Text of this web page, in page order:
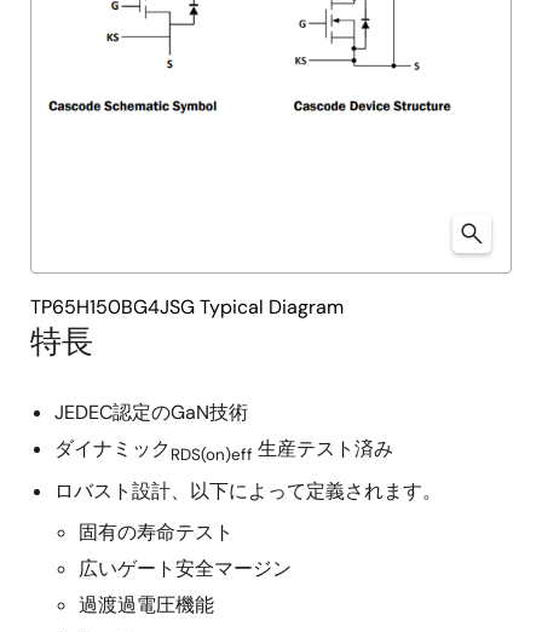
特長
JEDEC認定のGaN技術
ダイナミックRDS(on)eff 生産テスト済み
ロバスト設計、以下によって定義されます。
固有の寿命テスト
広いゲート安全マージン
過渡過電圧機能
TP65H150BG4JSG Typical Diagram